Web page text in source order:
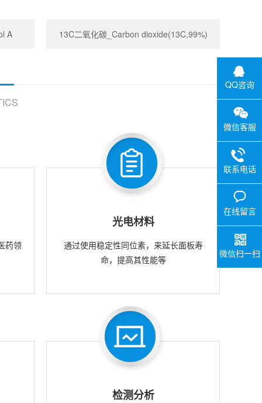
A 13C二氧化碳_Carbon dioxide(13C,99%)
药领
光电材料
通过使用稳定性同位素，来延长面板寿
命，提高其性能等
检测分析
QQ咨询
微信客服
联系电话
在线留言
微信扫一扫